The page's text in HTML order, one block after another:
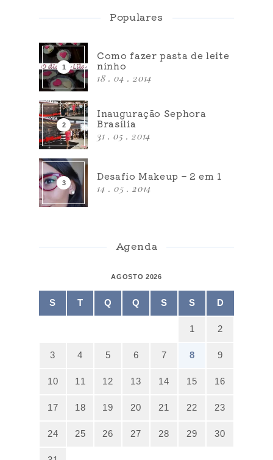
Populares
Como fazer pasta de leite
ninho
18 . 04 . 2014
Inauguração Sephora
Brasília
31 . 05 . 2014
Desafio Makeup – 2 em 1
14 . 05 . 2014
Agenda
AGOSTO 2026
S T Q Q S S D
1 2
3 4 5 6 7 8 9
10 11 12 13 14 15 16
17 18 19 20 21 22 23
24 25 26 27 28 29 30